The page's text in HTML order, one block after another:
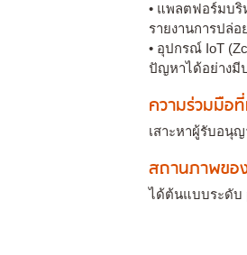
• แพลตฟอร์มบริ
รายงานการปล่
• อุปกรณ์ IoT
ปัญหาได้อย่างมี
ความร่วมมือที่
เสาะหาผู้รับอนุ
สถานภาพขอ
ได้ต้นแบบระดับ